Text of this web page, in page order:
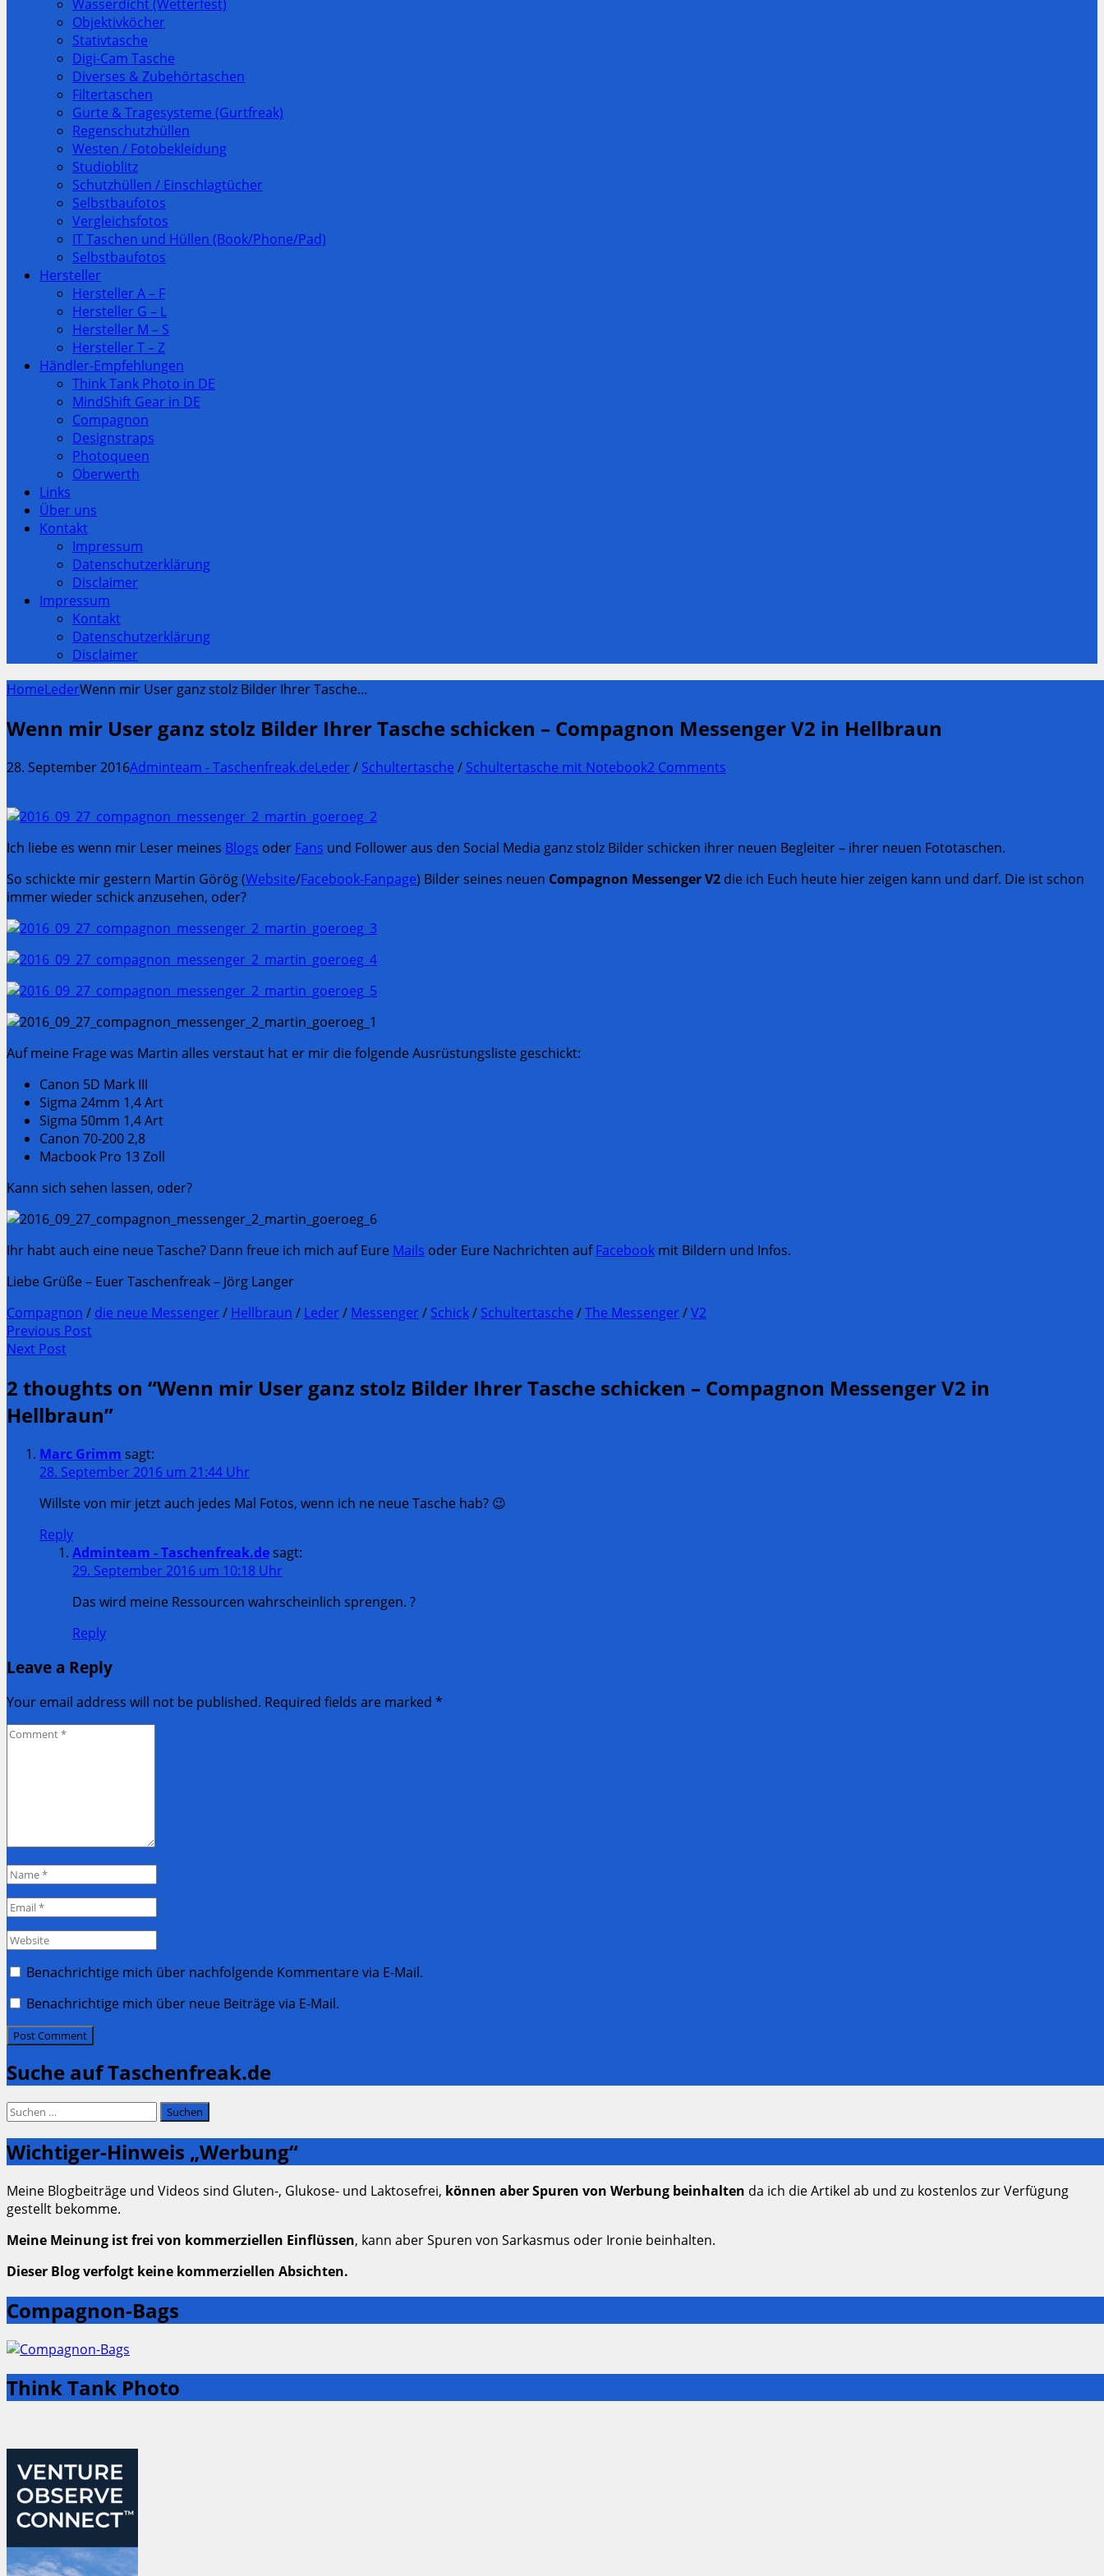
Wasserdicht (Wetterfest)
Objektivköcher
Stativtasche
Digi-Cam Tasche
Diverses & Zubehörtaschen
Filtertaschen
Gurte & Tragesysteme (Gurtfreak)
Regenschutzhüllen
Westen / Fotobekleidung
Studioblitz
Schutzhüllen / Einschlagtücher
Selbstbaufotos
Vergleichsfotos
IT Taschen und Hüllen (Book/Phone/Pad)
Selbstbaufotos
Hersteller
Hersteller A – F
Hersteller G – L
Hersteller M – S
Hersteller T – Z
Händler-Empfehlungen
Think Tank Photo in DE
MindShift Gear in DE
Compagnon
Designstraps
Photoqueen
Oberwerth
Links
Über uns
Kontakt
Impressum
Datenschutzerklärung
Disclaimer
Impressum
Kontakt
Datenschutzerklärung
Disclaimer
HomeLederWenn mir User ganz stolz Bilder Ihrer Tasche…
Wenn mir User ganz stolz Bilder Ihrer Tasche schicken – Compagnon Messenger V2 in Hellbraun
28. September 2016Adminteam - Taschenfreak.deLeder / Schultertasche / Schultertasche mit Notebook2 Comments
Ich liebe es wenn mir Leser meines Blogs oder Fans und Follower aus den Social Media ganz stolz Bilder schicken ihrer neuen Begleiter – ihrer neuen Fototaschen.
So schickte mir gestern Martin Görög (Website/Facebook-Fanpage) Bilder seines neuen Compagnon Messenger V2 die ich Euch heute hier zeigen kann und darf. Die ist schon
immer wieder schick anzusehen, oder?
Auf meine Frage was Martin alles verstaut hat er mir die folgende Ausrüstungsliste geschickt:
Canon 5D Mark III
Sigma 24mm 1,4 Art
Sigma 50mm 1,4 Art
Canon 70-200 2,8
Macbook Pro 13 Zoll
Kann sich sehen lassen, oder?
Ihr habt auch eine neue Tasche? Dann freue ich mich auf Eure Mails oder Eure Nachrichten aufFacebook mit Bildern und Infos.
Liebe Grüße – Euer Taschenfreak – Jörg Langer
Compagnon / die neue Messenger / Hellbraun / Leder / Messenger / Schick/ Schultertasche /The Messenger /V2
Post
navigation
Previous Post
Previous
Next Post
Post:
2 thoughts on “Wenn mir User ganz stolz Bilder Ihrer Tasche schicken – Compagnon Messenger V2 in
Hellbraun”
Marc Grimm sagt:
28. September 2016 um 21:44 Uhr
Willste von mir jetzt auch jedes Mal Fotos, wenn ich ne neue Tasche hab? 😉
Reply
Adminteam - Taschenfreak.desagt:
29. September 2016 um 10:18 Uhr
Das wird meine Ressourcen wahrscheinlich sprengen. ?
Reply
Leave a Reply
Your email address will not be published. Required fields are marked *
Comment
Name
Email
Website
Benachrichtige mich über nachfolgende Kommentare via E-Mail.
Benachrichtige mich über neue Beiträge via E-Mail.
Suche auf Taschenfreak.de
Suchen
Wichtiger-Hinweis „Werbung“
Meine Blogbeiträge und Videos sind Gluten-, Glukose- und Laktosefrei, können aber Spuren von Werbung beinhalten da ich die Artikel ab und zu kostenlos zur Verfügung
gestellt bekomme.
Meine Meinung ist frei von kommerziellen Einflüssen, kann aber Spuren von Sarkasmus oder Ironie beinhalten.
Dieser Blog verfolgt keine kommerziellen Absichten.
Compagnon-Bags
Think Tank Photo